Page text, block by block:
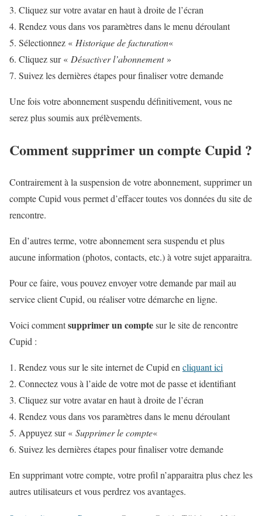
Cliquez sur votre avatar en haut à droite de l’écran
Rendez vous dans vos paramètres dans le menu déroulant
Sélectionnez « Historique de facturation«
Cliquez sur « Désactiver l’abonnement»
Suivez les dernières étapes pour finaliser votre demande
Une fois votre abonnement suspendu définitivement, vous ne
serez plus soumis aux prélèvements.
Comment supprimer un compte Cupid ?
Contrairement à la suspension de votre abonnement, supprimer un
compte Cupid vous permet d’effacer toutes vos données du site de
rencontre.
En d’autres terme, votre abonnement sera suspendu et plus
aucune information (photos, contacts, etc.) à votre sujet apparaitra.
Pour ce faire, vous pouvez envoyer votre demande par mail au
service client Cupid, ou réaliser votre démarche en ligne.
Voici commentsupprimer un comptesur le site de rencontre
Cupid :
Rendez vous sur le site internet de Cupid en cliquant ici
Connectez vous à l’aide de votre mot de passe et identifiant
Cliquez sur votre avatar en haut à droite de l’écran
Rendez vous dans vos paramètres dans le menu déroulant
Appuyez sur « Supprimer le compte«
Suivez les dernières étapes pour finaliser votre demande
En supprimant votre compte, votre profil n’apparaitra plus chez les
autres utilisateurs et vous perdrez vos avantages.